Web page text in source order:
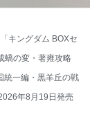
キングダム BOXセ
蟜の変・著雍攻略
統一編・黒羊丘の戦
年8月19日発売